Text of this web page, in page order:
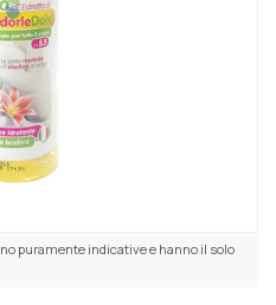
puramente indicative e hanno il solo